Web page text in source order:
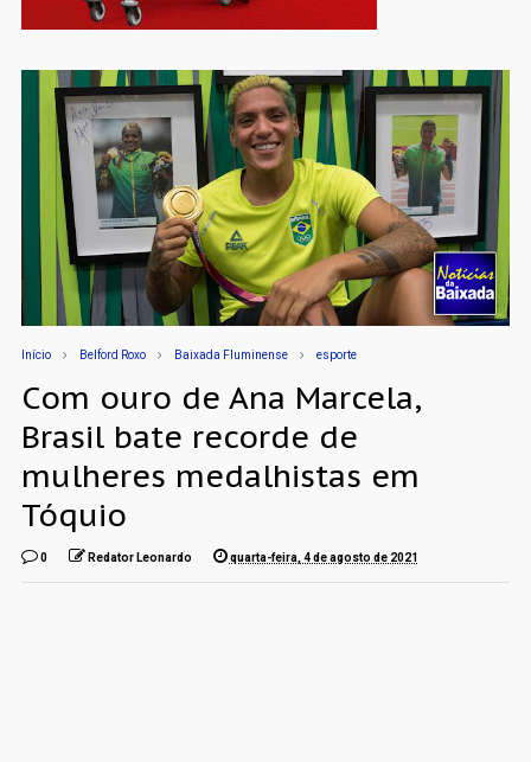
Início Belford Roxo Baixada Fluminense esporte
Com ouro de Ana Marcela,
Brasil bate recorde de
mulheres medalhistas em
Tóquio
0 Redator Leonardo quarta-feira, 4 de agosto de 2021